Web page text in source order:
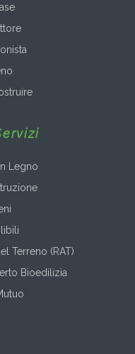
Legno
Terreno (RAT)
Bioedilizia